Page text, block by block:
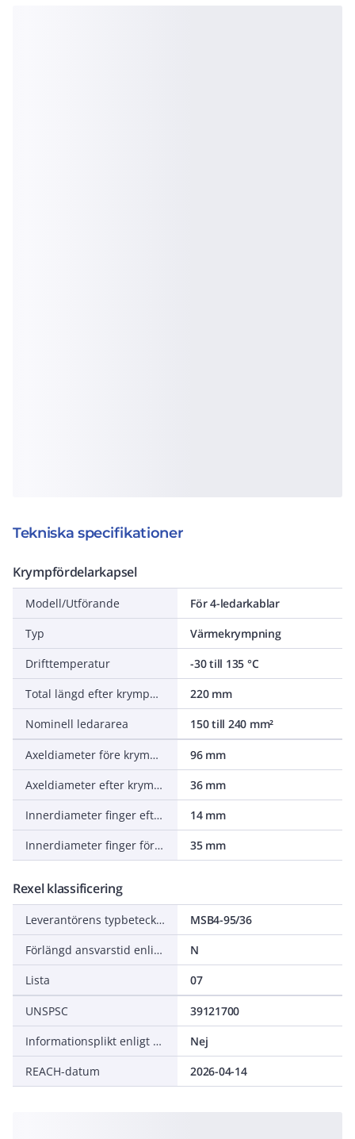
Tekniska specifikationer
Krympfördelarkapsel
Modell/Utförande
För 4-ledarkablar
Typ
Värmekrympning
Drifttemperatur
-30 till 135 °C
Total längd efter krympning
220 mm
Nominell ledararea
150 till 240 mm²
Axeldiameter före krympning
96 mm
Axeldiameter efter krympning
36 mm
Innerdiameter finger efter krympning
14 mm
Innerdiameter finger före krympning
35 mm
Rexel klassificering
Leverantörens typbeteckning
MSB4-95/36
Förlängd ansvarstid enligt ALEM-09
N
Lista
07
UNSPSC
39121700
Informationsplikt enligt REACH
Nej
REACH-datum
2026-04-14